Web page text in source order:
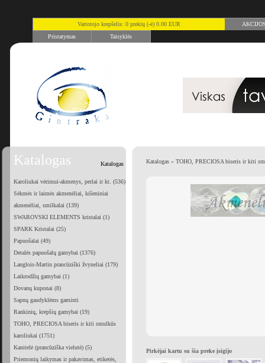
Vartotojo krepšelis: 0 prekių (-ė) 0.00 EUR
Pristatymas
Taisyklės
Katalogas Katalogas
Karoliukai vėrimui-akmenys, perlai ir kt. (536)
Sėkmės ir laimės akmenėliai, kišeniniai
akmenėliai, smilkalai (139)
SWAROVSKI ELEMENTS kristalai (1)
SPARK Kristalai (25)
Papuošalai (49)
Detalės papuošalų gamybai (1376)
Langlois-Martin prancūziški žvyneliai (179)
Laikrodžių gamybai (1)
Dovanų kuponai (8)
Sapnų gaudyklėms gaminti
Rankinių, krepšių gamybai (19)
TOHO, PRECIOSA biseris ir kiti smulkūs
karoliukai (1751)
Kanitelė (prancūziška vielutė) (5)
Priemonių laikymas ir pakavimas, etiketės,
Katalogas » TOHO, PRECIOSA biseris ir kiti
Pirkėjai kartu su šia preke įsigijo